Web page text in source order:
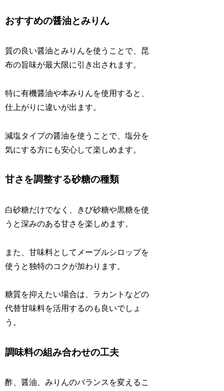
おすすめの醤油とみりん
質の良い醤油とみりんを使うことで、昆
布の旨味が最大限に引き出されます。
特に有機醤油や本みりんを使用すると、
仕上がりに違いが出ます。
減塩タイプの醤油を使うことで、塩分を
気にする方にも安心して楽しめます。
甘さを調整する砂糖の種類
白砂糖だけでなく、きび砂糖や黒糖を使
うと深みのある甘さを楽しめます。
また、甘味料としてメープルシロップを
使うと独特のコクが加わります。
糖質を抑えたい場合は、ラカントなどの
代替甘味料を活用するのも良いでしょ
う。
調味料の組み合わせの工夫
酢、醤油、みりんのバランスを変えるこ